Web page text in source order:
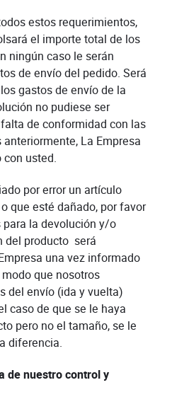
estos requerimientos,
el importe total de los
ningún caso le serán
de envío del pedido. Será
gastos de envío de la
no pudiese ser
de conformidad con las
La Empresa
usted.
por error un artículo
que esté dañado, por favor
la devolución y/o
del producto será
una vez informado
que nosotros
del envío (ida y vuelta)
caso de que se le haya
pero no el tamaño, se le
diferencia.
de nuestro control y